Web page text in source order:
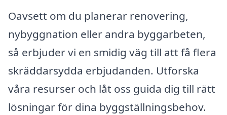
Oavsett om du planerar renovering,
nybyggnation eller andra byggarbeten,
så erbjuder vi en smidig väg till att få flera
skräddarsydda erbjudanden. Utforska
våra resurser och låt oss guida dig till rätt
lösningar för dina byggställningsbehov.